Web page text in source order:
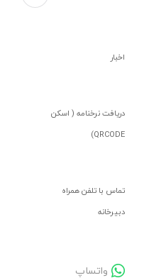
اخبار
دریافت نرخنامه ( اسکن
QRCODE)
تماس با تلفن همراه
دبیرخانه
واتساپ